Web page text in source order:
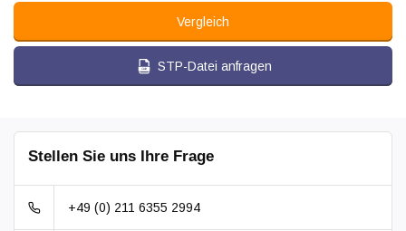
Vergleich
STP-Datei anfragen
Stellen Sie uns Ihre Frage
+49 (0) 211 6355 2994